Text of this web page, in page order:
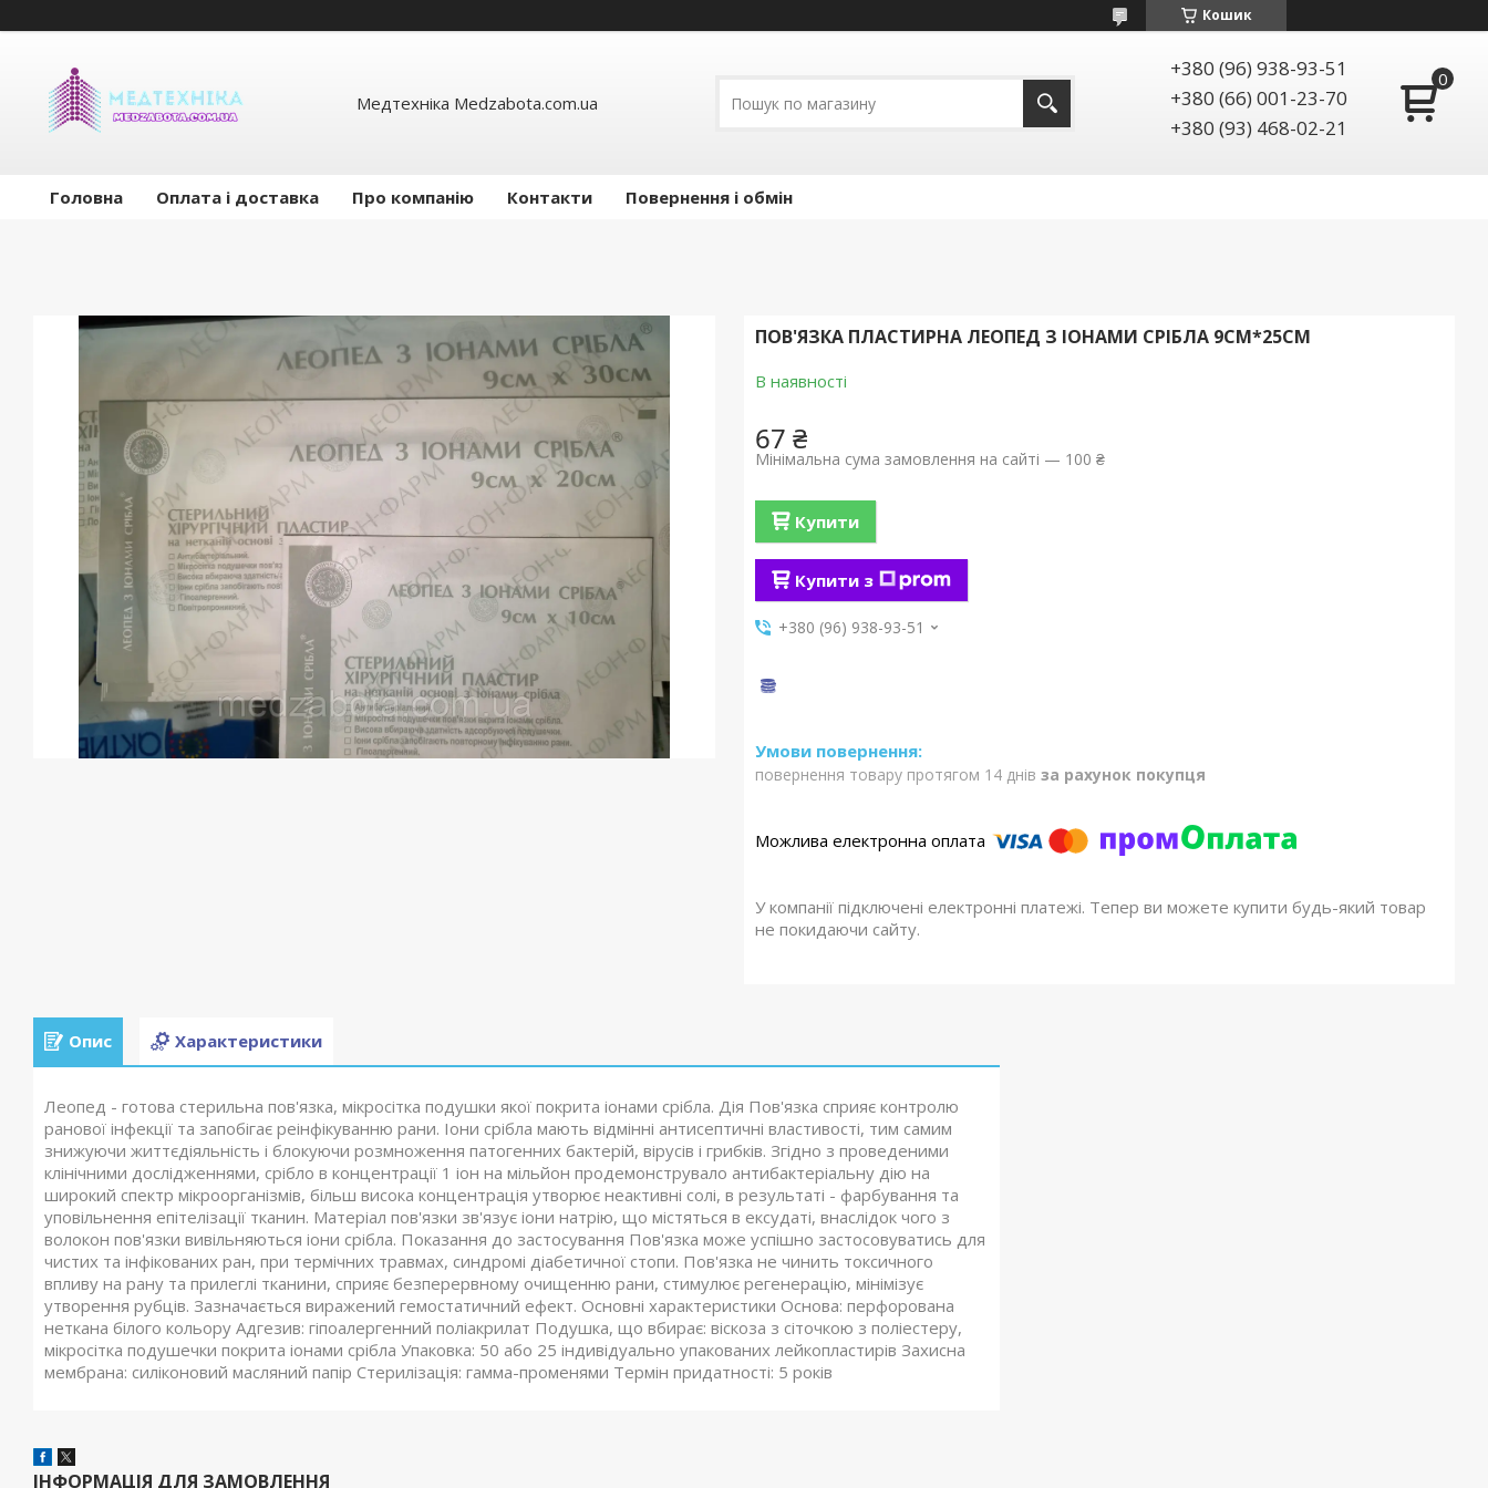
Кошик
Медтехніка Medzabota.com.ua
+380 (96) 938-93-51
+380 (66) 001-23-70
+380 (93) 468-02-21
Головна Оплата і доставка Про компанію Контакти Повернення і обмін
ПОВ'ЯЗКА ПЛАСТИРНА ЛЕОПЕД З ІОНАМИ СРІБЛА 9СМ*25СМ
В наявності
67 ₴
Мінімальна сума замовлення на сайті — 100 ₴
Купити
Купити з
+380 (96) 938-93-51
повернення товару протягом 14 днів за рахунок покупця
У компанії підключені електронні платежі. Тепер ви можете купити будь-який товар
не покидаючи сайту.
Опис Характеристики
Леопед - готова стерильна пов'язка, мікросітка подушки якої покрита іонами срібла. Дія Пов'язка сприяє контролю
ранової інфекції та запобігає реінфікуванню рани. Іони срібла мають відмінні антисептичні властивості, тим самим
знижуючи життєдіяльність і блокуючи розмноження патогенних бактерій, вірусів і грибків. Згідно з проведеними
клінічними дослідженнями, срібло в концентрації 1 іон на мільйон продемонструвало антибактеріальну дію на
широкий спектр мікроорганізмів, більш висока концентрація утворює неактивні солі, в результаті - фарбування та
уповільнення епітелізації тканин. Матеріал пов'язки зв'язує іони натрію, що містяться в ексудаті, внаслідок чого з
волокон пов'язки вивільняються іони срібла. Показання до застосування Пов'язка може успішно застосовуватись для
чистих та інфікованих ран, при термічних травмах, синдромі діабетичної стопи. Пов'язка не чинить токсичного
впливу на рану та прилеглі тканини, сприяє безперервному очищенню рани, стимулює регенерацію, мінімізує
утворення рубців. Зазначається виражений гемостатичний ефект. Основні характеристики Основа: перфорована
неткана білого кольору Адгезив: гіпоалергенний поліакрилат Подушка, що вбирає: віскоза з сіточкою з поліестеру,
мікросітка подушечки покрита іонами срібла Упаковка: 50 або 25 індивідуально упакованих лейкопластирів Захисна
мембрана: силіконовий масляний папір Стерилізація: гамма-променями Термін придатності: 5 років
ІНФОРМАЦІЯ ДЛЯ ЗАМОВЛЕННЯ